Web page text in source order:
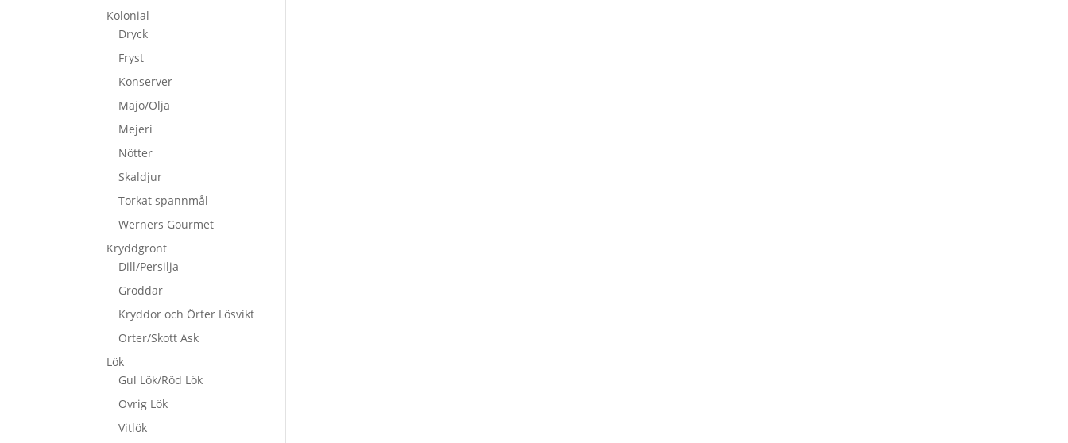
Kolonial
Dryck
Fryst
Konserver
Majo/Olja
Mejeri
Nötter
Skaldjur
Torkat spannmål
Werners Gourmet
Kryddgrönt
Dill/Persilja
Groddar
Kryddor och Örter Lösvikt
Örter/Skott Ask
Lök
Gul Lök/Röd Lök
Övrig Lök
Vitlök